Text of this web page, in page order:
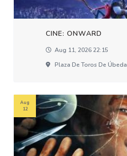
CINE: ONWARD
Aug 11, 2026 22:15
Plaza De Toros De Úbeda
Aug
12